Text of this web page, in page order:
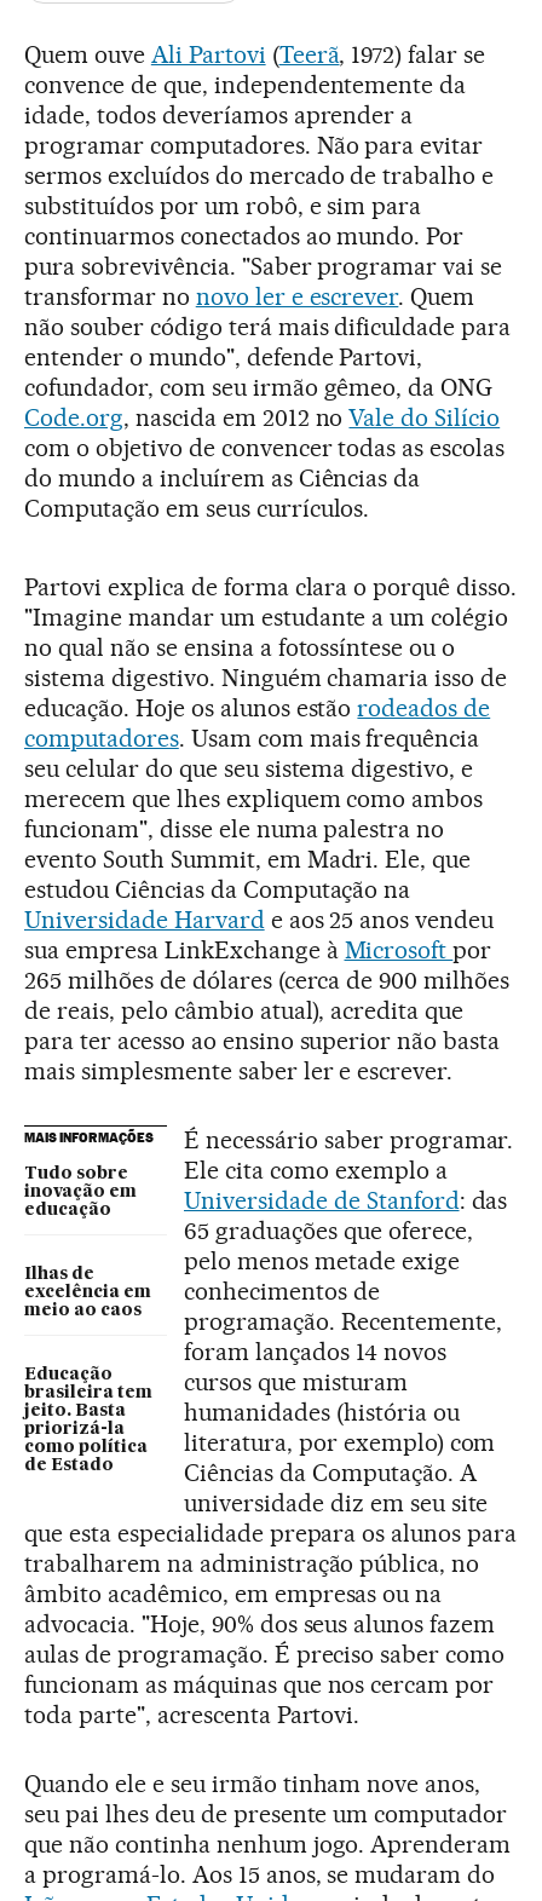
Quem ouve Ali Partovi (Teerã, 1972) falar se
convence de que, independentemente da
idade, todos deveríamos aprender a
programar computadores. Não para evitar
sermos excluídos do mercado de trabalho e
substituídos por um robô, e sim para
continuarmos conectados ao mundo. Por
pura sobrevivência. "Saber programar vai se
transformar no novo ler e escrever. Quem
não souber código terá mais dificuldade para
entender o mundo", defende Partovi,
cofundador, com seu irmão gêmeo, da ONG
Code.org, nascida em 2012 noVale do Silício
com o objetivo de convencer todas as escolas
do mundo a incluírem as Ciências da
Computação em seus currículos.
Partovi explica de forma clara o porquê disso.
"Imagine mandar um estudante a um colégio
no qual não se ensina a fotossíntese ou o
sistema digestivo. Ninguém chamaria isso de
educação. Hoje os alunos estãorodeados de
computadores. Usam com mais frequência
seu celular do que seu sistema digestivo, e
merecem que lhes expliquem como ambos
funcionam", disse ele numa palestra no
evento South Summit, em Madri. Ele, que
estudou Ciências da Computação na
Universidade Harvarde aos 25 anos vendeu
sua empresa LinkExchange à Microsoftpor
265 milhões de dólares (cerca de 900 milhões
de reais, pelo câmbio atual), acredita que
para ter acesso ao ensino superior não basta
mais simplesmente saber ler e escrever.
MAIS INFORMAÇÕES
Tudo sobre
inovação em
educação
Ilhas de
excelência em
meio ao caos
Educação
brasileira tem
jeito. Basta
priorizá-la
como política
de Estado
É necessário saber programar.
Ele cita como exemplo a
Universidade de Stanford: das
65 graduações que oferece,
pelo menos metade exige
conhecimentos de
programação. Recentemente,
foram lançados 14 novos
cursos que misturam
humanidades (história ou
literatura, por exemplo) com
Ciências da Computação. A
universidade diz em seu site
que esta especialidade prepara os alunos para
trabalharem na administração pública, no
âmbito acadêmico, em empresas ou na
advocacia. "Hoje, 90% dos seus alunos fazem
aulas de programação. É preciso saber como
funcionam as máquinas que nos cercam por
toda parte", acrescenta Partovi.
Quando ele e seu irmão tinham nove anos,
seu pai lhes deu de presente um computador
que não continha nenhum jogo. Aprenderam
a programá-lo. Aos 15 anos, se mudaram do